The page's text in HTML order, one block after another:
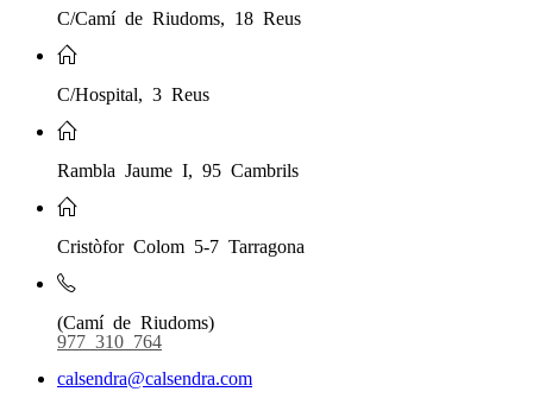
C/Camí de Riudoms, 18 Reus
C/Hospital, 3 Reus
Rambla Jaume I, 95 Cambrils
Cristòfor Colom 5-7 Tarragona
(Camí de Riudoms)
977 310 764
calsendra@calsendra.com